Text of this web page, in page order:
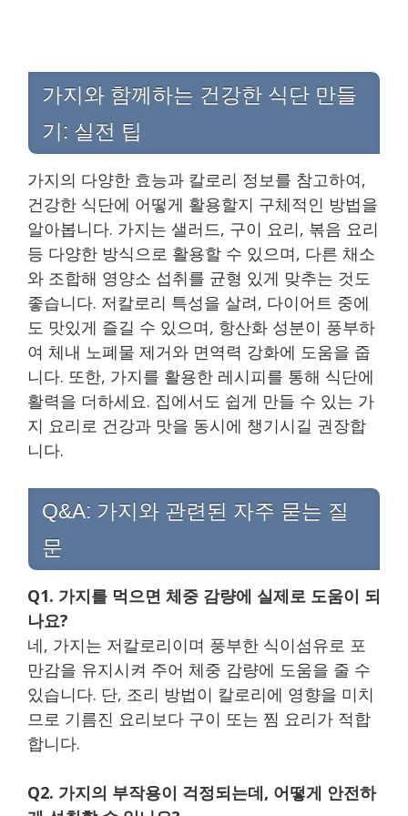
가지와 함께하는 건강한 식단 만들
기: 실전 팁
가지의 다양한 효능과 칼로리 정보를 참고하여,
건강한 식단에 어떻게 활용할지 구체적인 방법을
알아봅니다. 가지는 샐러드, 구이 요리, 볶음 요리
등 다양한 방식으로 활용할 수 있으며, 다른 채소
와 조합해 영양소 섭취를 균형 있게 맞추는 것도
좋습니다. 저칼로리 특성을 살려, 다이어트 중에
도 맛있게 즐길 수 있으며, 항산화 성분이 풍부하
여 체내 노폐물 제거와 면역력 강화에 도움을 줍
니다. 또한, 가지를 활용한 레시피를 통해 식단에
활력을 더하세요. 집에서도 쉽게 만들 수 있는 가
지 요리로 건강과 맛을 동시에 챙기시길 권장합
니다.
Q&A: 가지와 관련된 자주 묻는 질
문
Q1. 가지를 먹으면 체중 감량에 실제로 도움이 되
나요?
네, 가지는 저칼로리이며 풍부한 식이섬유로 포
만감을 유지시켜 주어 체중 감량에 도움을 줄 수
있습니다. 단, 조리 방법이 칼로리에 영향을 미치
므로 기름진 요리보다 구이 또는 찜 요리가 적합
합니다.
Q2. 가지의 부작용이 걱정되는데, 어떻게 안전하